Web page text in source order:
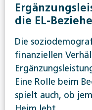
die EL-
Die
finanziellen
Eine Rolle beim
spielt auch, ob